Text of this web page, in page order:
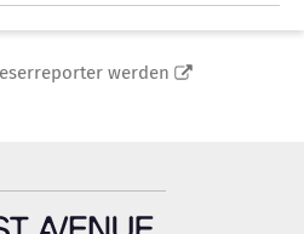
werden